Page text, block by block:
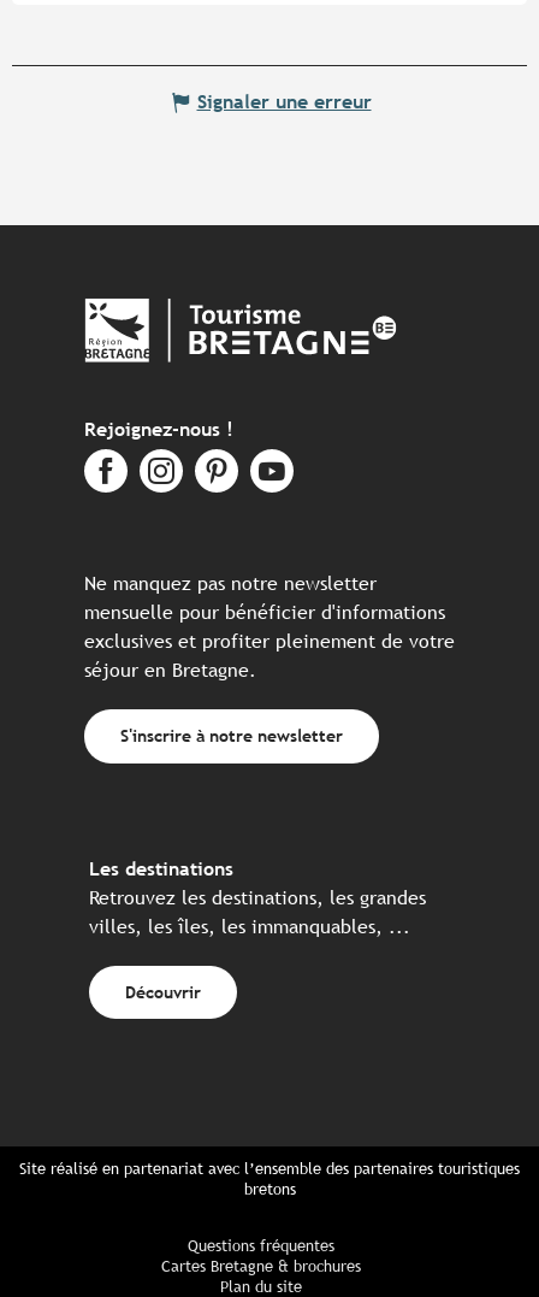
Signaler une erreur
Rejoignez-nous !
Ne manquez pas notre newsletter
mensuelle pour bénéficier d'informations
exclusives et profiter pleinement de votre
séjour en Bretagne.
S'inscrire à notre newsletter
Les destinations
Retrouvez les destinations, les grandes
villes, les îles, les immanquables, ...
Découvrir
Site réalisé en partenariat avec l’ensemble des partenaires touristiques
bretons
Questions fréquentes
Cartes Bretagne & brochures
Plan du site